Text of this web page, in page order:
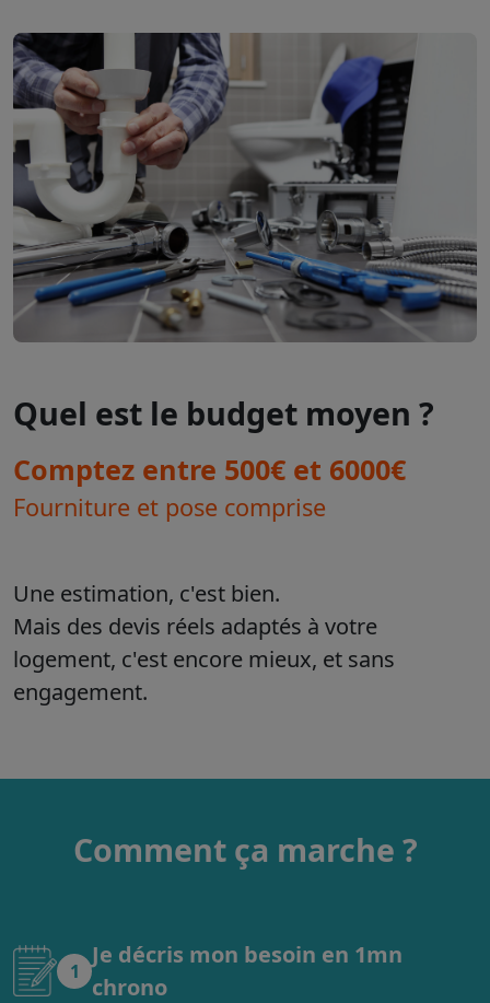
Quel est le budget moyen ?
Comptez entre 500€ et 6000€
Fourniture et pose comprise
Une estimation, c'est bien.
Mais des devis réels adaptés à votre
logement, c'est encore mieux, et sans
engagement.
Comment ça marche ?
1
Je décris mon besoin en 1mn
chrono